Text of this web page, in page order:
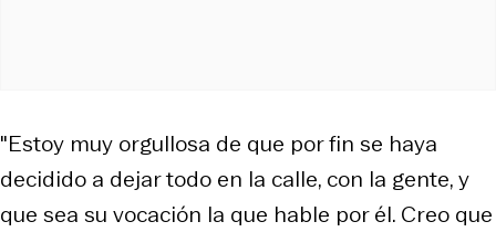
"Estoy muy orgullosa de que por fin se haya
decidido a dejar todo en la calle, con la gente, y
que sea su vocación la que hable por él. Creo que